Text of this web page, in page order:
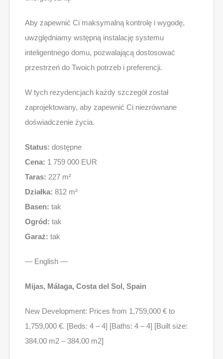
Aby zapewnić Ci maksymalną kontrolę i wygodę,
uwzględniamy wstępną instalację systemu
inteligentnego domu, pozwalającą dostosować
przestrzeń do Twoich potrzeb i preferencji.
W tych rezydencjach każdy szczegół został
zaprojektowany, aby zapewnić Ci niezrównane
doświadczenie życia.
Status: dostępne
Cena: 1 759 000 EUR
Taras: 227 m²
Działka: 812 m²
Basen: tak
Ogród: tak
Garaż: tak
— English —
Mijas, Málaga, Costa del Sol, Spain
New Development: Prices from 1,759,000 € to
1,759,000 €. [Beds: 4 – 4] [Baths: 4 – 4] [Built size:
384.00 m2 – 384.00 m2]